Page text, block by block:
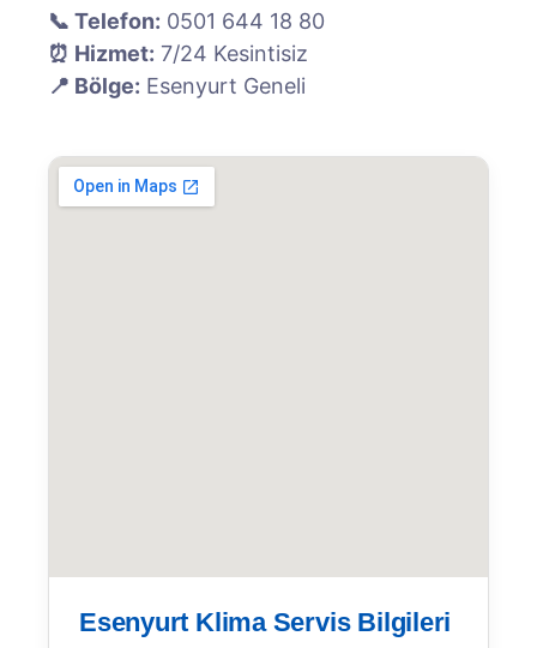
📞 Telefon: 0501 644 18 80
⏰ Hizmet: 7/24 Kesintisiz
📍 Bölge: Esenyurt Geneli
Esenyurt Klima Servis Bilgileri